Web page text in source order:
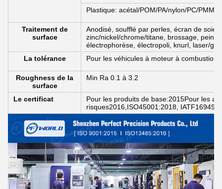
Plastique: acétal/POM/PA/nylon/PC/
Traitement de
surface
Anodisé, soufflé par perles, écran de soie,
zinc/nickel/chrome/titane, brossage,
électrophorèse, électropoli, knurl, laser/
La tolérance
Pour les véhicules à moteur à combustion
Roughness de la
surface
Min Ra 0.1 à 3.2
Le certificat
Pour les produits de base:2015Pour les
risques2016,ISO45001:2018,